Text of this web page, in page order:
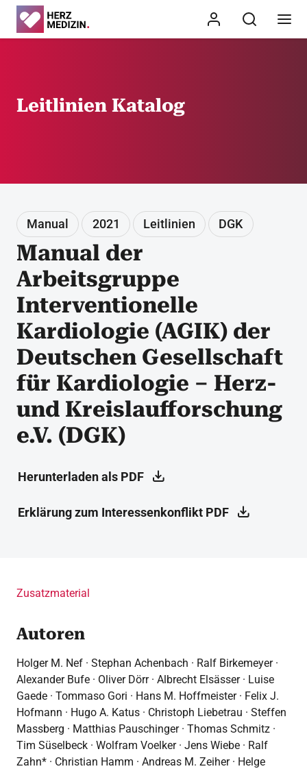
Leitlinien Katalog
Manual 2021 Leitlinien DGK
Manual der
Arbeitsgruppe
Interventionelle
Kardiologie (AGIK) der
Deutschen Gesellschaft
für Kardiologie – Herz-
und Kreislaufforschung
e.V. (DGK)
Herunterladen als PDF
Erklärung zum Interessenkonflikt PDF
Zusatzmaterial
Autoren
Holger M. Nef · Stephan Achenbach · Ralf Birkemeyer ·
Alexander Bufe · Oliver Dörr · Albrecht Elsässer · Luise
Gaede · Tommaso Gori · Hans M. Hoffmeister · Felix J.
Hofmann · Hugo A. Katus · Christoph Liebetrau · Steffen
Massberg · Matthias Pauschinger · Thomas Schmitz ·
Tim Süselbeck · Wolfram Voelker · Jens Wiebe · Ralf
Zahn* · Christian Hamm · Andreas M. Zeiher · Helge